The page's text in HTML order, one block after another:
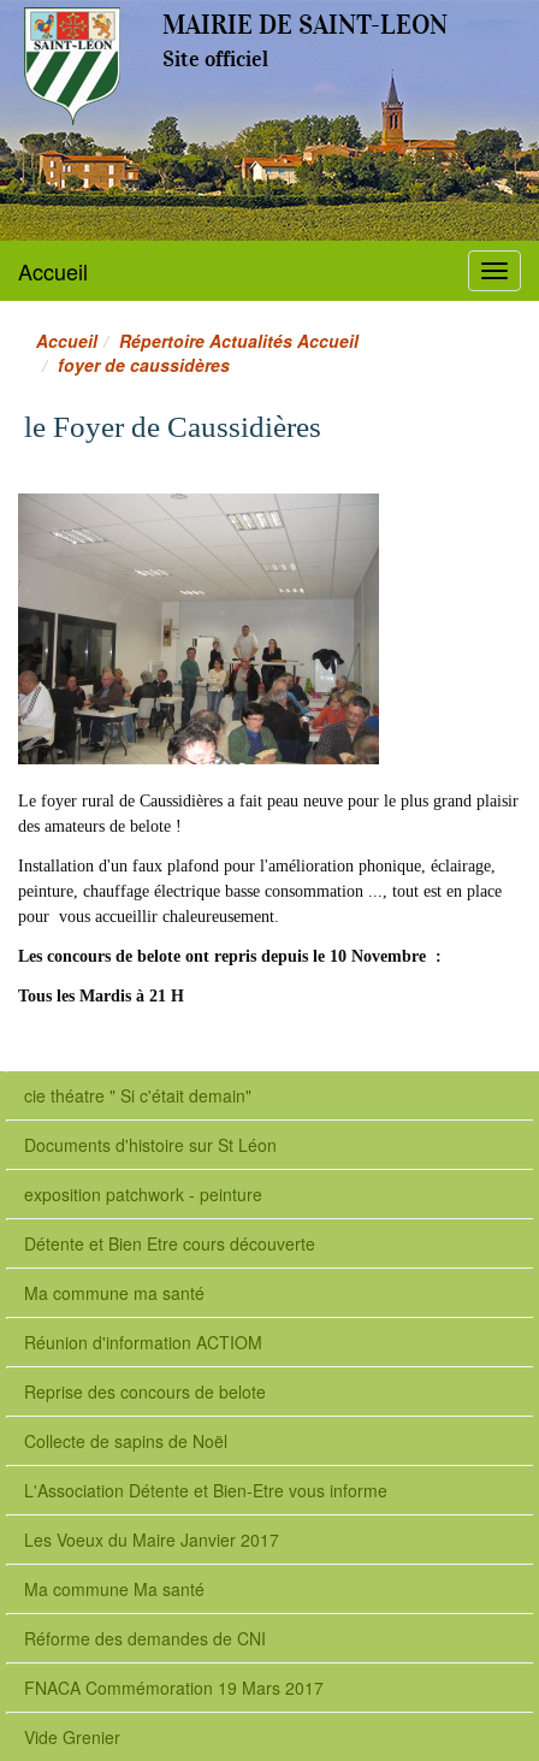
MAIRIE DE SAINT-LEON
Site officiel
Menu
Accueil
Accueil
Répertoire Actualités Accueil
foyer de caussidères
le Foyer de Caussidières
Le foyer rural de Caussidières a fait peau neuve pour le plus grand plaisir
des amateurs de belote !
Installation d'un faux plafond pour l'amélioration phonique, éclairage,
peinture, chauffage électrique basse consommation ..., tout est en place
pour vous accueillir chaleureusement.
Les concours de belote ont repris depuis le 10 Novembre :
Tous les Mardis à 21 H
cie théatre " Si c'était demain"
Documents d'histoire sur St Léon
exposition patchwork - peinture
Détente et Bien Etre cours découverte
Ma commune ma santé
Réunion d'information ACTIOM
Reprise des concours de belote
Collecte de sapins de Noël
L'Association Détente et Bien-Etre vous informe
Les Voeux du Maire Janvier 2017
Ma commune Ma santé
Réforme des demandes de CNI
FNACA Commémoration 19 Mars 2017
Vide Grenier